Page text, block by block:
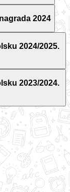
2024
2024/2025.
2023/2024.